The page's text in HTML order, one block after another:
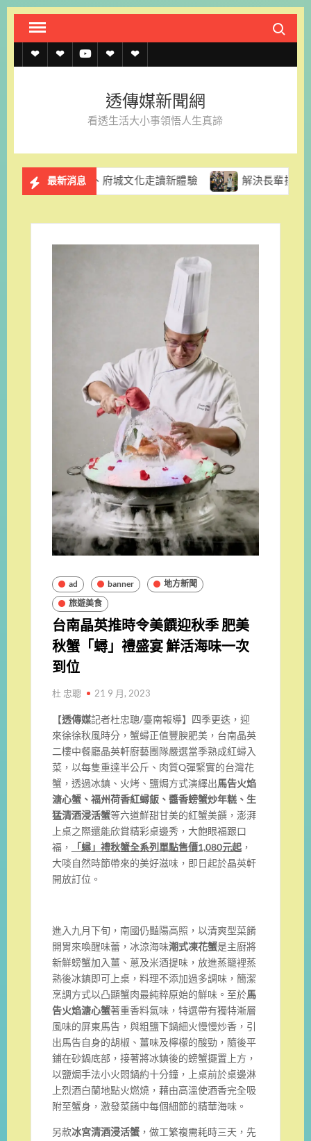
Skip
content
Search
透
約
透
上
記
透 聯
我
官
LINE
透傳媒新聞網
看透生活大小事領悟人生真諦
最新消息
、府城文化走讀新體驗 解決長輩換照資訊亂象 台南
ad banner
地方新聞
旅遊美食
台南晶英推時令美饌迎秋季 肥美
秋蟹「蟳」禮盛宴 鮮活海味一次
到位
杜 忠聰 21 9 月, 2023
【透傳媒記者杜忠聰/臺南報導】四季更迭，迎
來徐徐秋風時分，蟹蟳正值豐腴肥美，台南晶英
二樓中餐廳晶英軒廚藝團隊嚴選當季熟成紅蟳入
菜，以每隻重達半公斤、肉質Q彈緊實的台灣花
蟹，透過冰鎮、火烤、鹽焗方式演繹出馬告火焰
溏心蟹、福州荷香紅蟳飯、醬香螃蟹炒年糕、 生
猛清酒浸活蟹等六道鮮甜甘美的紅蟹美饌，澎湃
上桌之際還能欣賞精彩桌邊秀，大飽眼福跟口
福，
「蟳」禮秋蟹全系列單點售價1,080元起，
大啖自然時節帶來的美好滋味，即日起於晶英軒
開放訂位。
進入九月下旬，南國仍豔陽高照，以清爽型菜餚
開胃來喚醒味蕾，冰涼海味潮式凍花蟹是主廚將
新鮮螃蟹加入薑、蔥及米酒提味，放進蒸籠裡蒸
熟後冰鎮即可上桌，料理不添加過多調味，簡潔
烹調方式以凸顯蟹肉最純粹原始的鮮味。至於馬
告火焰溏心蟹著重香料氣味，特選帶有獨特漸層
風味的屏東馬告，與粗鹽下鍋細火慢慢炒香，引
出馬告自身的胡椒、薑味及檸檬的酸勁，隨後平
鋪在砂鍋底部，接著將冰鎮後的螃蟹擺置上方，
以鹽焗手法小火悶鍋約十分鐘，上桌前於桌邊淋
上烈酒白蘭地點火燃燒，藉由高溫使酒香完全吸
附至蟹身，激發菜餚中每個細節的精華海味。
另款冰宮清酒浸活蟹，做工繁複需耗時三天，先